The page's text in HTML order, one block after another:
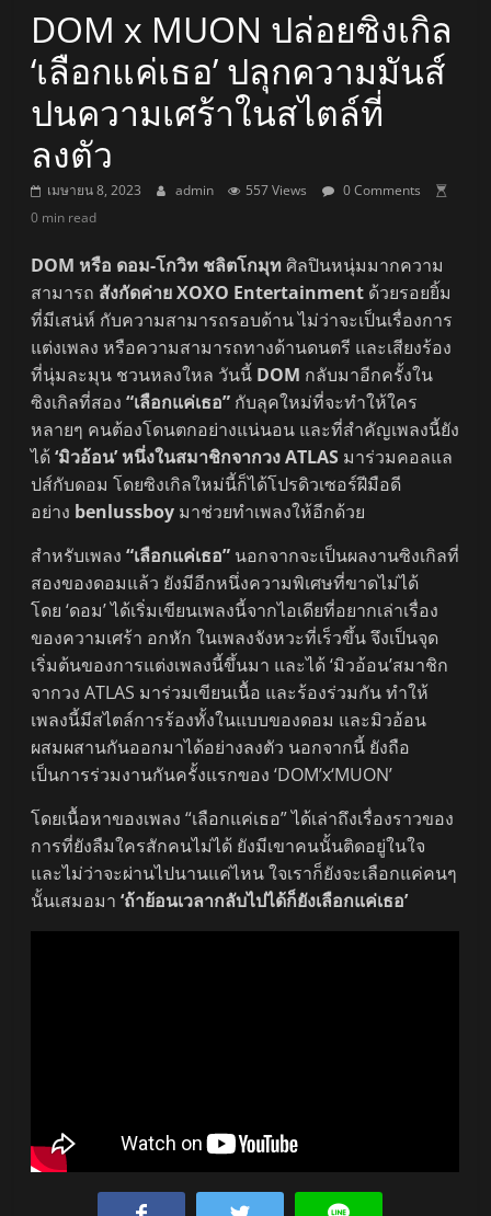
FM
ลพบุรี
DOM x MUON ปล่อยซิงเกิล
‘เลือกแค่เธอ’ ปลุกความมันส์
ปนความเศร้าในสไตล์ที่
ลงตัว
เมษายน 8, 2023 admin 557 Views
0 Comments
0 min read
DOM หรือ ดอม-โกวิท ชลิตโกมุทศิลปินหนุ่มมากความ
สามารถ สังกัดค่าย XOXO Entertainment ด้วยรอยยิ้ม
ที่มีเสน่ห์ กับความสามารถรอบด้าน ไม่ว่าจะเป็นเรื่องการ
แต่งเพลง หรือความสามารถทางด้านดนตรี และเสียงร้อง
ที่นุ่มละมุน ชวนหลงใหล วันนี้ DOM กลับมาอีกครั้งใน
ซิงเกิลที่สอง“เลือกแค่เธอ” กับลุคใหม่ที่จะทำให้ใคร
หลายๆ คนต้องโดนตกอย่างแน่นอน และที่สำคัญเพลงนี้ยัง
ได้‘มิวอ้อน’ หนึ่งในสมาชิกจากวง ATLAS มาร่วมคอลแล
ปส์กับดอม โดยซิงเกิลใหม่นี้ก็ได้โปรดิวเซอร์ฝีมือดี
อย่าง benlussboy มาช่วยทำเพลงให้อีกด้วย
สำหรับเพลง“เลือกแค่เธอ” นอกจากจะเป็นผลงานซิงเกิลที่
สองของดอมแล้ว ยังมีอีกหนึ่งความพิเศษที่ขาดไม่ได้
โดย ‘ดอม’ ได้เริ่มเขียนเพลงนี้จากไอเดียที่อยากเล่าเรื่อง
ของความเศร้า อกหัก ในเพลงจังหวะที่เร็วขึ้น จึงเป็นจุด
เริ่มต้นของการแต่งเพลงนี้ขึ้นมา และได้ ‘มิวอ้อน’สมาชิก
จากวง ATLAS มาร่วมเขียนเนื้อ และร้องร่วมกัน ทำให้
เพลงนี้มีสไตล์การร้องทั้งในแบบของดอม และมิวอ้อน
ผสมผสานกันออกมาได้อย่างลงตัว นอกจากนี้ ยังถือ
เป็นการร่วมงานกันครั้งแรกของ ‘DOM’x‘MUON’
โดยเนื้อหาของเพลง “เลือกแค่เธอ” ได้เล่าถึงเรื่องราวของ
การที่ยังลืมใครสักคนไม่ได้ ยังมีเขาคนนั้นติดอยู่ในใจ
และไม่ว่าจะผ่านไปนานแค่ไหน ใจเราก็ยังจะเลือกแค่คนๆ
นั้นเสมอมา‘ถ้าย้อนเวลากลับไปได้ก็ยังเลือกแค่เธอ’